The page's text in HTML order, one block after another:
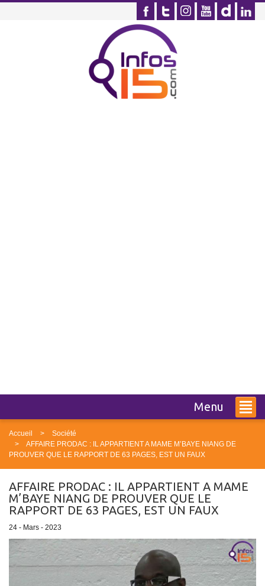
Menu
Accueil
Société
AFFAIRE PRODAC : IL APPARTIENT A MAME M’BAYE NIANG DE
PROUVER QUE LE RAPPORT DE 63 PAGES, EST UN FAUX
AFFAIRE PRODAC : IL APPARTIENT A MAME
M’BAYE NIANG DE PROUVER QUE LE
RAPPORT DE 63 PAGES, EST UN FAUX
24 - Mars - 2023